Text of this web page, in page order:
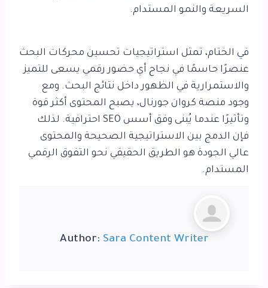
السريعة والنمو المستدام.
في الختام، تمثل استراتيجيات تحسين محركات البحث
عنصرًا حاسمًا في نجاح أي حضور رقمي يسعى للتميز
والاستمرارية في الظهور داخل نتائج البحث. ومع
وجود منصة كروان جورنال، يصبح المحتوى أكثر قوة
وتأثيرًا عندما يُبنى وفق أسس SEO احترافية. لذلك
فإن الدمج بين الاستراتيجية الصحيحة والمحتوى
عالي الجودة هو الطريق الحقيقي نحو التفوق الرقمي
المستدام.
Author: Sara Content Writer